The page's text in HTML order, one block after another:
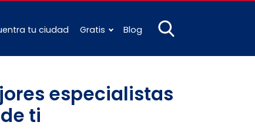
tu ciudad Gratis Blog
especialistas
ti